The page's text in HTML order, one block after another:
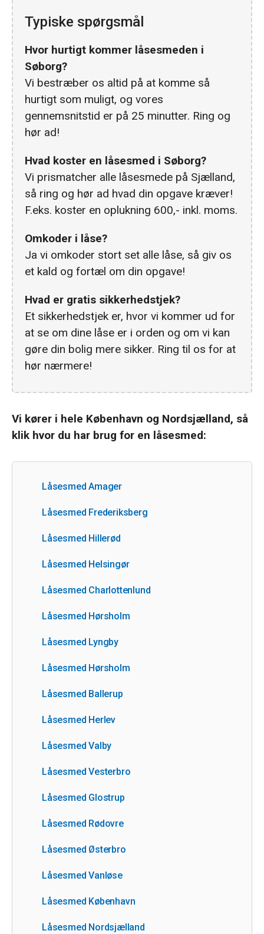
Typiske spørgsmål
Hvor hurtigt kommer låsesmeden i
Søborg?
Vi bestræber os altid på at komme så
hurtigt som muligt, og vores
gennemsnitstid er på 25 minutter. Ring og
hør ad!
Hvad koster en låsesmed i Søborg?
Vi prismatcher alle låsesmede på Sjælland,
så ring og hør ad hvad din opgave kræver!
F.eks. koster en oplukning 600,- inkl. moms.
Omkoder i låse?
Ja vi omkoder stort set alle låse, så giv os
et kald og fortæl om din opgave!
Hvad er gratis sikkerhedstjek?
Et sikkerhedstjek er, hvor vi kommer ud for
at se om dine låse er i orden og om vi kan
gøre din bolig mere sikker. Ring til os for at
hør nærmere!
Vi kører i hele København og Nordsjælland, så
klik hvor du har brug for en låsesmed:
Låsesmed Amager
Låsesmed Frederiksberg
Låsesmed Hillerød
Låsesmed Helsingør
Låsesmed Charlottenlund
Låsesmed Hørsholm
Låsesmed Lyngby
Låsesmed Hørsholm
Låsesmed Ballerup
Låsesmed Herlev
Låsesmed Valby
Låsesmed Vesterbro
Låsesmed Glostrup
Låsesmed Rødovre
Låsesmed Østerbro
Låsesmed Vanløse
Låsesmed København
Låsesmed Nordsjælland